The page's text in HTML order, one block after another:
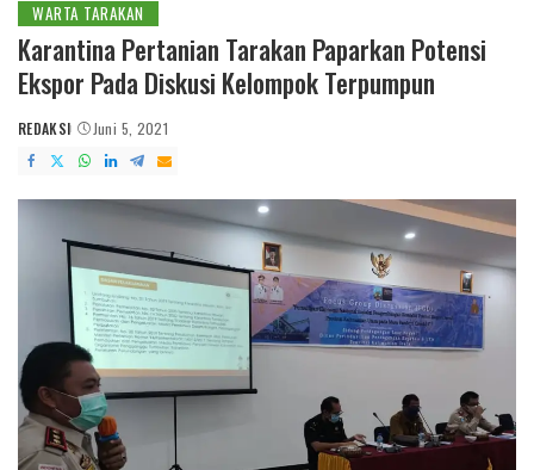
WARTA TARAKAN
Karantina Pertanian Tarakan Paparkan Potensi
Ekspor Pada Diskusi Kelompok Terpumpun
POSTED
BY
REDAKSI Juni 5, 2021